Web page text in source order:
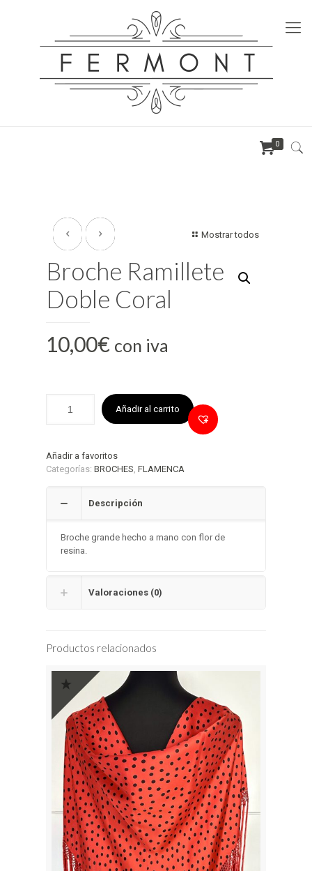
0
Mostrar todos
Broche Ramillete
Doble Coral
10,00€ con iva
Añadir al carrito
Añadir a favoritos
Categorías: BROCHES FLAMENCA
Descripción
Broche grande hecho a mano con flor de
resina.
Valoraciones (0)
Productos relacionados